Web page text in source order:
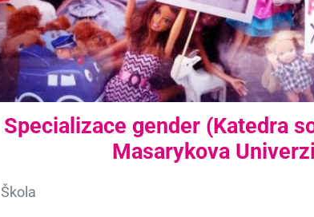
Specializace gender (Katedra
Masarykova
Škola